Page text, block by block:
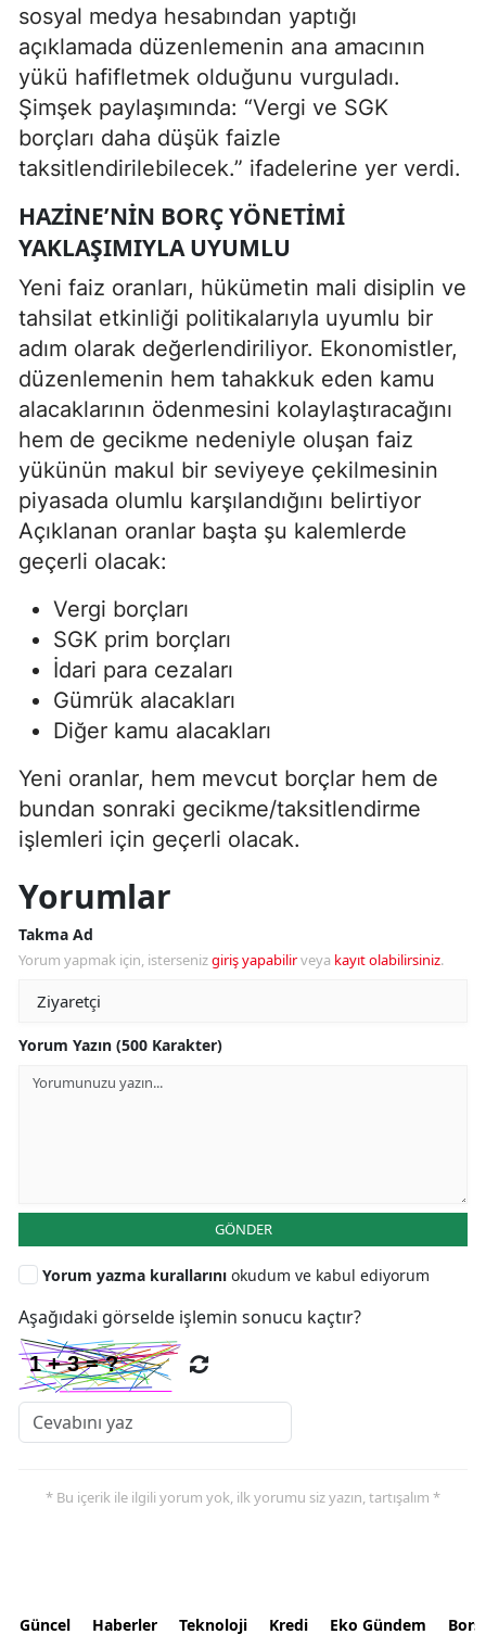
sosyal medya hesabından yaptığı
açıklamada düzenlemenin ana amacının
yükü hafifletmek olduğunu vurguladı.
Şimşek paylaşımında: “Vergi ve SGK
borçları daha düşük faizle
taksitlendirilebilecek.” ifadelerine yer verdi.
HAZINE’NIN BORÇ YÖNETIMI
YAKLAŞIMIYLA UYUMLU
Yeni faiz oranları, hükümetin mali disiplin ve
tahsilat etkinliği politikalarıyla uyumlu bir
adım olarak değerlendiriliyor. Ekonomistler,
düzenlemenin hem tahakkuk eden kamu
alacaklarının ödenmesini kolaylaştıracağını
hem de gecikme nedeniyle oluşan faiz
yükünün makul bir seviyeye çekilmesinin
piyasada olumlu karşılandığını belirtiyor
Açıklanan oranlar başta şu kalemlerde
geçerli olacak:
Vergi borçları
SGK prim borçları
İdari para cezaları
Gümrük alacakları
Diğer kamu alacakları
Yeni oranlar, hem mevcut borçlar hem de
bundan sonraki gecikme/taksitlendirme
işlemleri için geçerli olacak.
Yorumlar
Takma Ad
Yorum yapmak için, istersenizgiriş yapabilirveya kayıt olabilirsiniz.
Yorum Yazın (500 Karakter)
GÖNDER
Yorum yazma kurallarını okudum ve kabul ediyorum
Aşağıdaki görselde işlemin sonucu kaçtır?
* Bu içerik ile ilgili yorum yok, ilk yorumu siz yazın, tartışalım *
Güncel Haberler Teknoloji Kredi Eko Gündem